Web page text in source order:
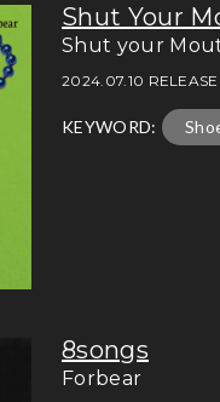
Shut Your
Shut your
2024.07.10 RELEASE
KEYWORD:
8songs
Forbear